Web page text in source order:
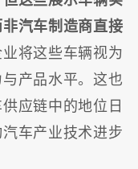
汽车制造商直接
将这些车辆视为
产品水平。这也
应链中的地位日
车产业技术进步